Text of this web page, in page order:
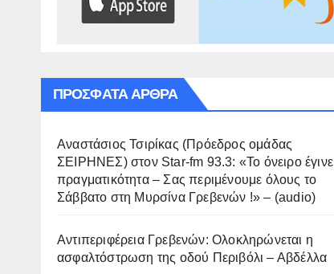
ΠΡΌΣΦΑΤΑ ΆΡΘΡΑ
Αναστάσιος Τσιρίκας (Πρόεδρος ομάδας
ΣΕΙΡΗΝΕΣ) στον Star-fm 93.3: «Το όνειρο έγινε
πραγματικότητα – Σας περιμένουμε όλους το
Σάββατο στη Μυρσίνα Γρεβενών !» – (audio)
Αντιπεριφέρεια Γρεβενών: Ολοκληρώνεται η
ασφαλτόστρωση της οδού Περιβόλι – Αβδέλλα